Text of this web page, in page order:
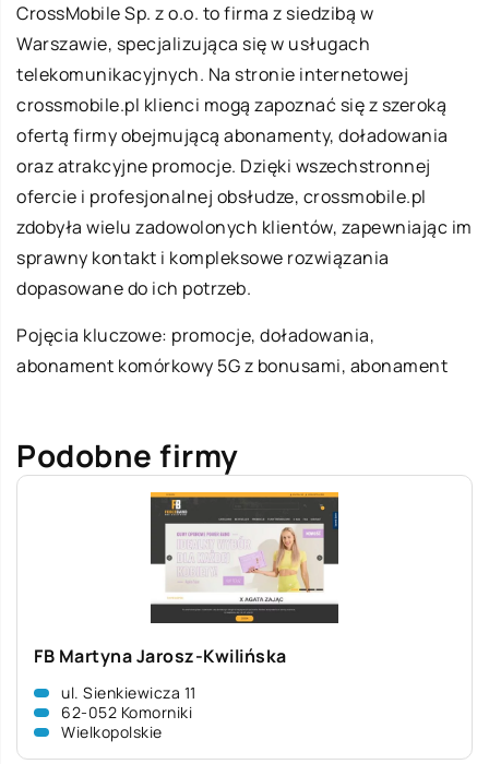
CrossMobile Sp. z o.o. to firma z siedzibą w
Warszawie, specjalizująca się w usługach
telekomunikacyjnych. Na stronie internetowej
crossmobile.pl klienci mogą zapoznać się z szeroką
ofertą firmy obejmującą abonamenty, doładowania
oraz atrakcyjne promocje. Dzięki wszechstronnej
ofercie i profesjonalnej obsłudze, crossmobile.pl
zdobyła wielu zadowolonych klientów, zapewniając im
sprawny kontakt i kompleksowe rozwiązania
dopasowane do ich potrzeb.
Pojęcia kluczowe: promocje, doładowania,
abonament komórkowy 5G z bonusami, abonament
Podobne firmy
FB Martyna Jarosz-Kwilińska
ul. Sienkiewicza 11
62-052 Komorniki
Wielkopolskie